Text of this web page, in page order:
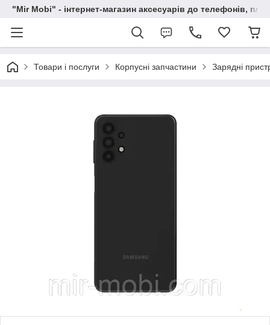
"Mir Mobi" - інтернет-магазин аксесуарів до телефонів,
Товари і послуги Корпусні запчастини Зарядні